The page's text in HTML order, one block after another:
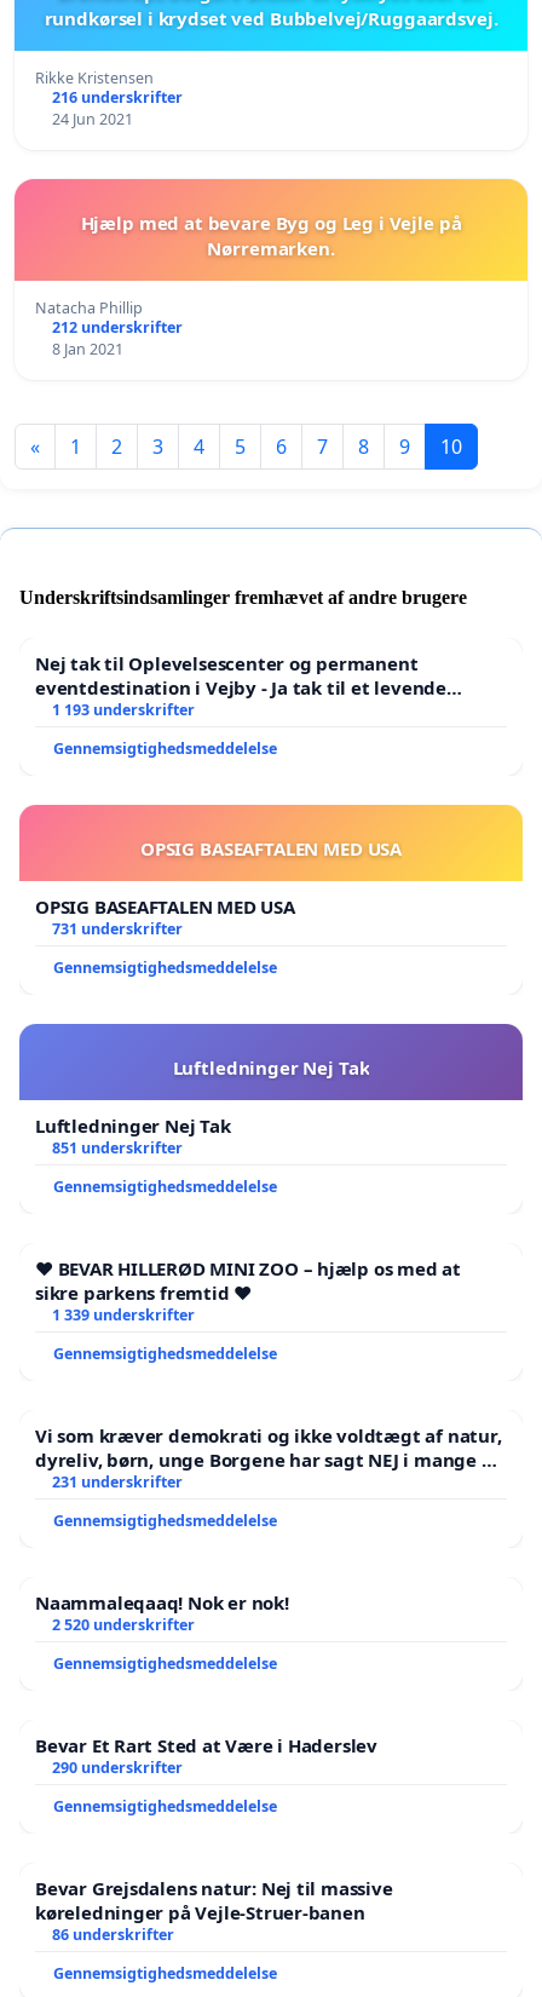
rundkørsel i krydset ved Bubbelvej/Ruggaardsvej.
Rikke Kristensen
216 underskrifter
24 Jun 2021
Hjælp med at bevare Byg og Leg i Vejle på
Nørremarken.
Natacha Phillip
212 underskrifter
8 Jan 2021
« 1 2 3 4 5 6 7 8 9 10
Underskriftsindsamlinger fremhævet af andre brugere
Nej tak til Oplevelsescenter og permanent
eventdestination i Vejby - Ja tak til et levende
lokalområde i balance
1 193 underskrifter
Gennemsigtighedsmeddelelse
OPSIG BASEAFTALEN MED USA
OPSIG BASEAFTALEN MED USA
731 underskrifter
Gennemsigtighedsmeddelelse
Luftledninger Nej Tak
Luftledninger Nej Tak
851 underskrifter
Gennemsigtighedsmeddelelse
❤️ BEVAR HILLERØD MINI ZOO – hjælp os med at
sikre parkens fremtid ❤️
1 339 underskrifter
Gennemsigtighedsmeddelelse
Vi som kræver demokrati og ikke voldtægt af natur,
dyreliv, børn, unge Borgene har sagt NEJ i mange år.
Der er
231 underskrifter
Gennemsigtighedsmeddelelse
Naammaleqaaq! Nok er nok!
2 520 underskrifter
Gennemsigtighedsmeddelelse
Bevar Et Rart Sted at Være i Haderslev
290 underskrifter
Gennemsigtighedsmeddelelse
Bevar Grejsdalens natur: Nej til massive
køreledninger på Vejle-Struer-banen
86 underskrifter
Gennemsigtighedsmeddelelse